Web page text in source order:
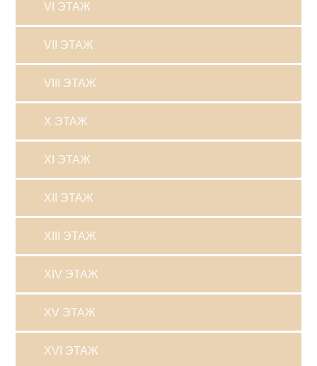
VI ЭТАЖ
VII ЭТАЖ
VIII ЭТАЖ
X ЭТАЖ
XI ЭТАЖ
XII ЭТАЖ
XIII ЭТАЖ
XIV ЭТАЖ
XV ЭТАЖ
XVI ЭТАЖ